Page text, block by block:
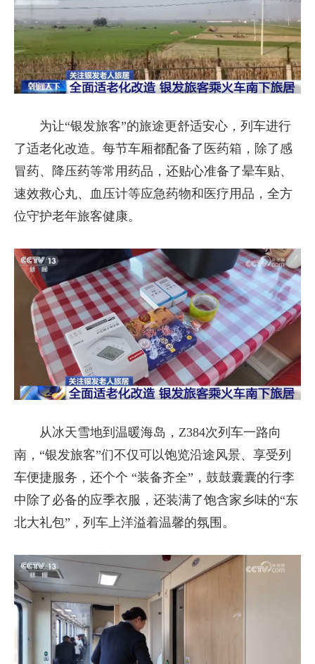
为让“银发旅客”的旅途更舒适安心，列车进行
了适老化改造。每节车厢都配备了医药箱，除了感
冒药、降压药等常用药品，还贴心准备了晕车贴、
速效救心丸、血压计等应急药物和医疗用品，全方
位守护老年旅客健康。
从冰天雪地到温暖海岛，Z384次列车一路向
南，“银发旅客”们不仅可以饱览沿途风景、享受列
车便捷服务，还个个 “装备齐全”，鼓鼓囊囊的行李
中除了必备的应季衣服，还装满了饱含家乡味的“东
北大礼包”，列车上洋溢着温馨的氛围。